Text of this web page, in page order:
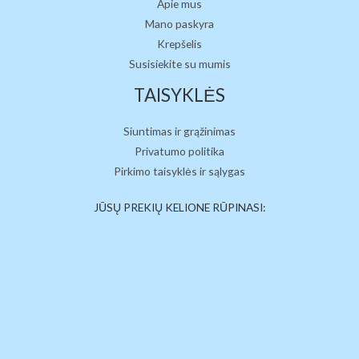
Apie mus
Mano paskyra
Krepšelis
Susisiekite su mumis
TAISYKLĖS
Siuntimas ir grąžinimas
Privatumo politika
Pirkimo taisyklės ir sąlygas
JŪSŲ PREKIŲ KELIONE RŪPINASI: